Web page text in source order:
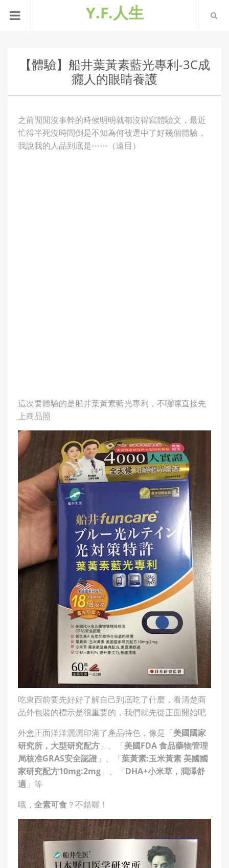
Y.F.人生
【體驗】船井葉黃素藍光專利-3C成
癮人的眼睛養護
之前閒閒沒事幹的時候明明就都沒得寫體驗文，最近
忙得半死沒時間倒是不知為何被選中了好幾個體驗，
我說我的人品到底是⋯⋯（遠目）
這次要體驗的是船井葉黃素藍光專利，不囉嗦直接先
上商品照
吃東西前要先好好了解自己到底吃了什麼，看清楚商
品外包裝的標示是很重要的，我們就先從正面開始吧
外盒正面洋洋灑灑印滿了產品特色，像是「美國國家
研究所，大型研究配方 」、「美國FDA 食品藥物管理
局核准GRAS安全認證 」、「葉黃素:玉米黃素 美國國
家研究配方10mg:2mg 」、「DHA+小米草，潤澤舒
適 」等
哦， 全素可食？不錯喔！